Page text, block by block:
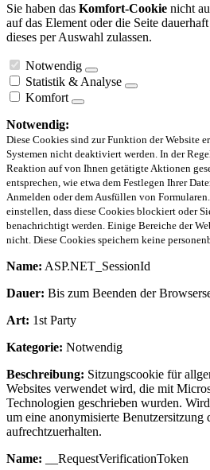
Sie haben das Komfort-Cookie nicht
auf das Element oder die Seite
dieses per Auswahl zulassen.
Notwendig
Statistik & Analyse
Komfort
Notwendig:
Diese Cookies sind zur Funktion der Website
Systemen nicht deaktiviert werden. In der
Reaktion auf von Ihnen getätigte Aktionen
entsprechen, wie etwa dem Festlegen Ihrer
Anmelden oder dem Ausfüllen von
einstellen, dass diese Cookies blockiert oder
benachrichtigt werden. Einige Bereiche der
nicht. Diese Cookies speichern keine
Name: ASP.NET_SessionId
Dauer: Bis zum Beenden der
Art: 1st Party
Kategorie: Notwendig
Beschreibung: Sitzungscookie für
Websites verwendet wird, die mit
Technologien geschrieben wurden.
um eine anonymisierte Benutzersitzung
aufrechtzuerhalten.
Name: __RequestVerificationToken